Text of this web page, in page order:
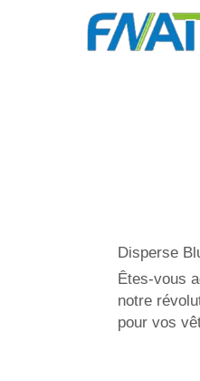
Disperse
Êtes-vous
notre
pour vos